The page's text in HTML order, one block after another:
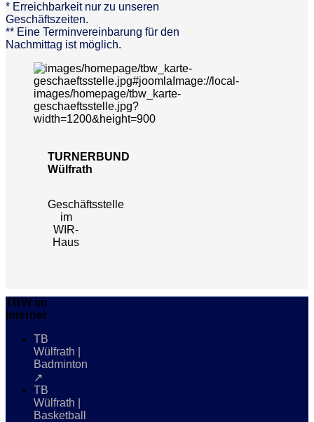
* Erreichbarkeit nur zu unseren
Geschäftszeiten.
** Eine Terminvereinbarung für den
Nachmittag ist möglich.
TURNERBUND
Wülfrath
Geschäftsstelle
im
WIR-
Haus
TBW im
Internet
TB
Wülfrath |
Badminton
↗
TB
Wülfrath |
Basketball